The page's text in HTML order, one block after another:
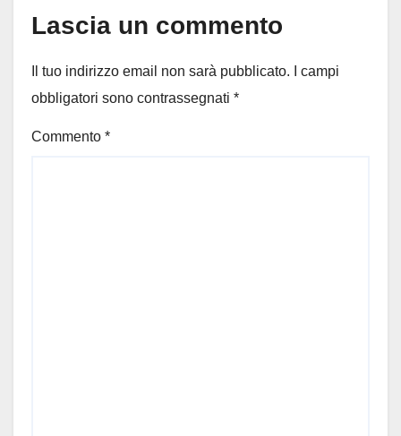
Lascia un commento
Il tuo indirizzo email non sarà pubblicato.
I campi
obbligatori sono contrassegnati *
Commento *